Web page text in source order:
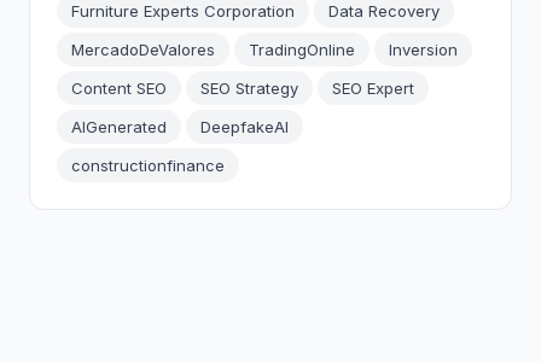
Furniture Experts Corporation
Data Recovery
MercadoDeValores
TradingOnline
Inversion
Content SEO
SEO Strategy
SEO Expert
AIGenerated
DeepfakeAI
constructionfinance